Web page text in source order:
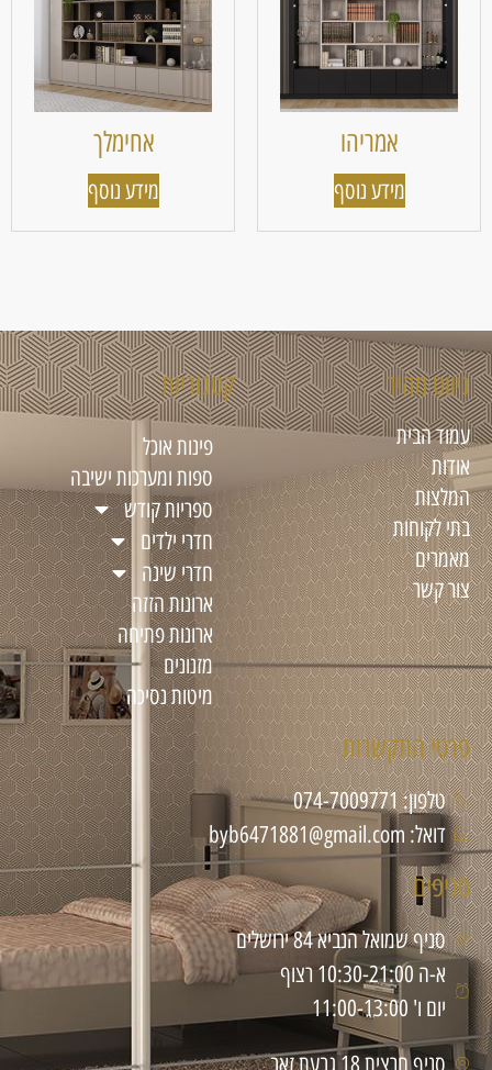
אמריהו
מידע נוסף
אחימלך
מידע נוסף
ניווט מהיר
עמוד הבית
אודות
המלצות
בתי לקוחות
מאמרים
צור קשר
קטגוריות
פינות אוכל
ספות ומערכות ישיבה
ספריות קודש
חדרי ילדים
חדרי שינה
ארונות הזזה
ארונות פתיחה
מזנונים
מיטות נסיכה
פרטי התקשרות
טלפון: 074-7009771
דואל: byb6471881@gmail.com
סניפים
סניף שמואל הנביא 84 ירושלים
א-ה 10:30-21:00 רצוף
יום ו' 11:00-13:00
סניף חרצית 18 גבעת זאב